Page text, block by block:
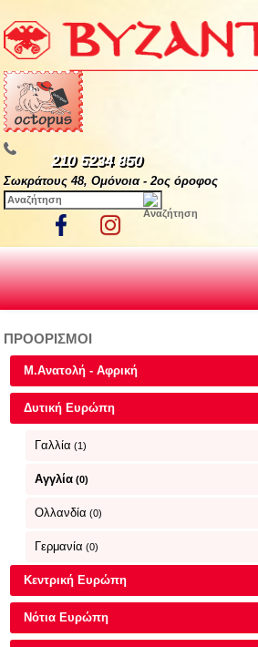
210 5234 850
Σωκράτους 48, Ομόνοια - 2ος όροφος
ΠΡΟΟΡΙΣΜΟΙ
Μ.Ανατολή - Αφρική
Δυτική Ευρώπη
Γαλλία (1)
Αγγλία(0)
Ολλανδία (0)
Γερμανία (0)
Κεντρική Ευρώπη
Νότια Ευρώπη